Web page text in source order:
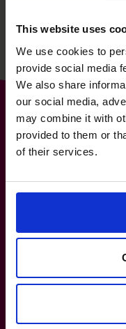
This website uses
We use cookies to
provide social media
We also share
our social media,
may combine it with
provided to them or
of their services.
's Werelds
aanbieder
CFO's*
De Keyserlei 60C,
Alle feiten en cijfers
Gebaseerd op het